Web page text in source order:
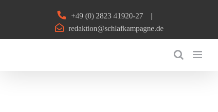
+49 (0) 2823 41920-27
|
redaktion@schlafkampagne.de